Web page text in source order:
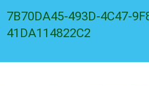
7B70DA45-493D-4C47-
41DA114822C2